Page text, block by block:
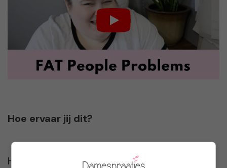
Hoe ervaar jij dit?
Heb jij overgewicht? Herken jij jezelf in de